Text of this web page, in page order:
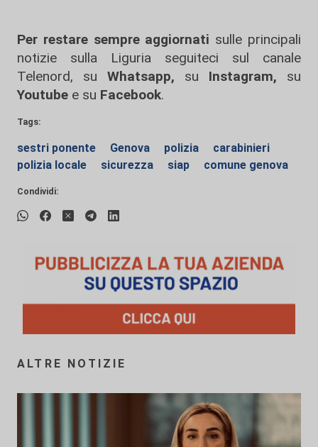
Per restare sempre aggiornati sulle principali
notizie sulla Liguria seguiteci sul canale
Telenord, su
Whatsapp, su Instagram, su
Youtube e su Facebook.
Tags:
sestri ponente Genova polizia
carabinieri
polizia locale
sicurezza siap comune genova
Condividi:
ALTRE NOTIZIE